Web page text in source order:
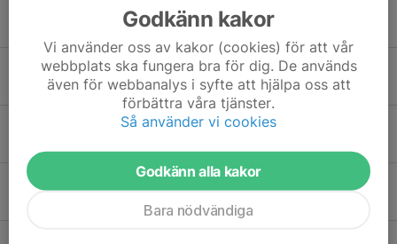
Perstävling på söndag!
3 feb, 22:47 0
Terminsstart 11/1
27 dec 2025 0
Inställd träning 7/12
Folkungaspelen 6/12
Godkänn kakor
Vi använder oss av kakor (cookies) för att vår
webbplats ska fungera bra för dig. De används
även för webbanalys i syfte att hjälpa oss att
förbättra våra tjänster.
Så använder vi cookies
Godkänn alla kakor
Bara nödvändiga